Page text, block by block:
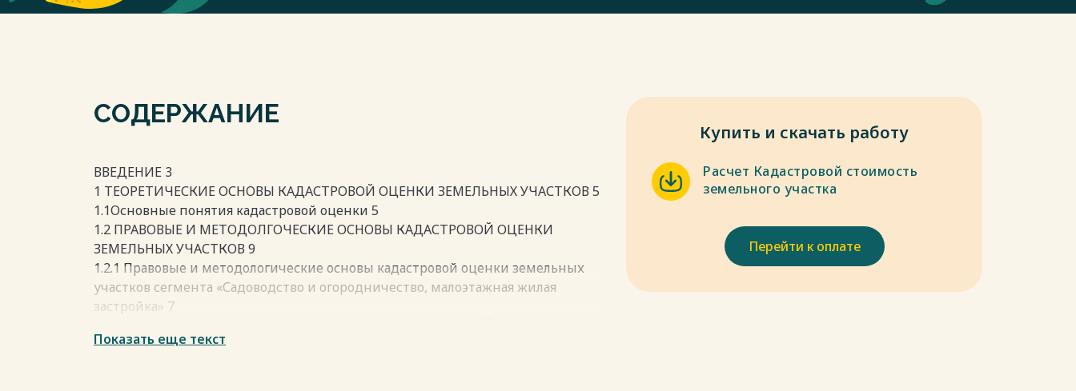
СОДЕРЖАНИЕ
ВВЕДЕНИЕ 3
1 ТЕОРЕТИЧЕСКИЕ ОСНОВЫ КАДАСТРОВОЙ ОЦЕНКИ ЗЕМЕЛЬНЫХ УЧАСТКОВ 5
1.1Основные понятия кадастровой оценки 5
1.2 ПРАВОВЫЕ И МЕТОДОЛГОЧЕСКИЕ ОСНОВЫ КАДАСТРОВОЙ ОЦЕНКИ
ЗЕМЕЛЬНЫХ УЧАСТКОВ 9
1.2.1 Правовые и методологические основы кадастровой оценки земельных
участков сегмента «Садоводство и огородничество, малоэтажная жилая
застройка» 7
ЗЕМЕЛЬНЫХ УЧАСТКОВ 10
Показать еще текст
Купить и скачать работу
Расчет Кадастровой стоимость
земельного участка
Перейти к оплате